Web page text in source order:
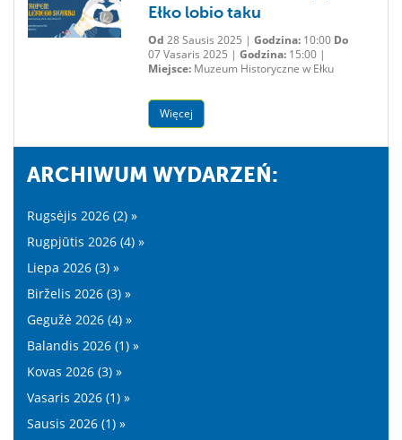
Ełko lobio taku
Od 28 Sausis 2025 | Godzina:10:00 Do
07 Vasaris 2025 | Godzina:15:00 |
Miejsce:Muzeum Historyczne w Ełku
Więcej
ARCHIWUM WYDARZEŃ:
Rugsėjis 2026 (2) »
Rugpjūtis 2026 (4) »
Liepa 2026 (3) »
Birželis 2026 (3) »
Gegužė 2026 (4) »
Balandis 2026 (1) »
Kovas 2026 (3) »
Vasaris 2026 (1) »
Sausis 2026 (1) »